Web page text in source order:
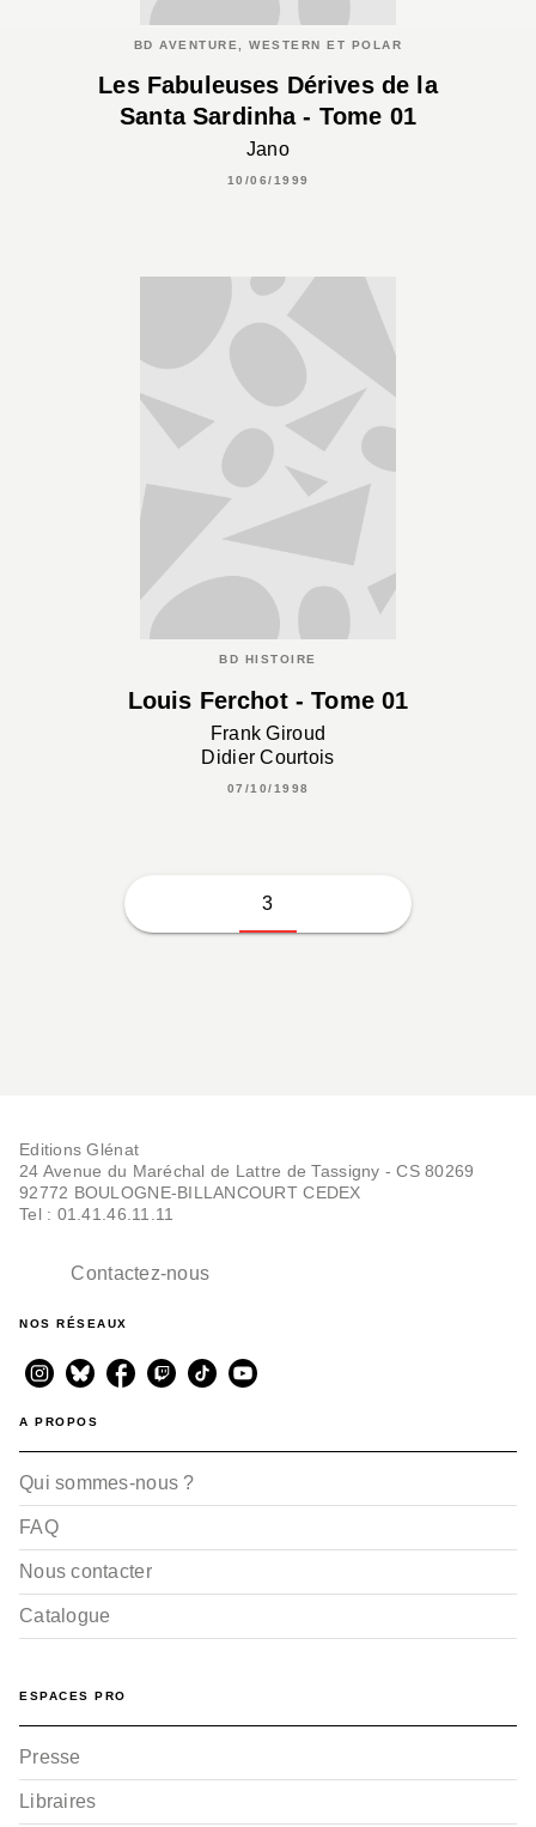
BD AVENTURE, WESTERN ET POLAR
Les Fabuleuses Dérives de la
Santa Sardinha - Tome 01
Jano
10/06/1999
BD HISTOIRE
Louis Ferchot - Tome 01
Frank Giroud
Didier Courtois
07/10/1998
3
Editions Glénat
24 Avenue du Maréchal de Lattre de Tassigny - CS 80269
92772 BOULOGNE-BILLANCOURT CEDEX
Tel : 01.41.46.11.11
Contactez-nous
NOS RÉSEAUX
A PROPOS
Qui sommes-nous ?
FAQ
Nous contacter
Catalogue
ESPACES PRO
Presse
Libraires